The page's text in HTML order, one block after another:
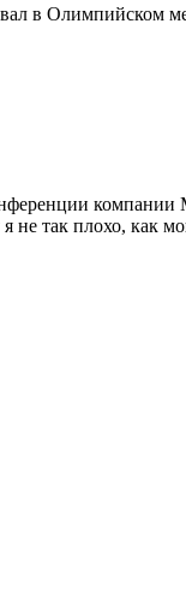
в Олимпийском
не так плохо, как